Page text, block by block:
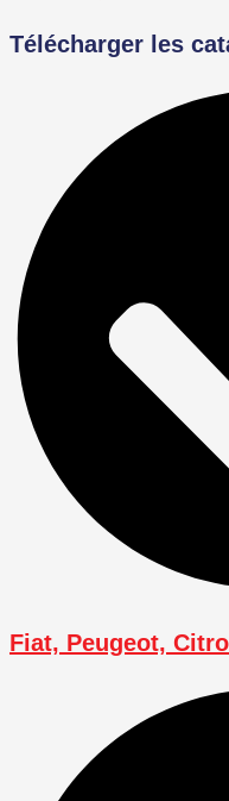
Télécharger les
Fiat, Peugeot,